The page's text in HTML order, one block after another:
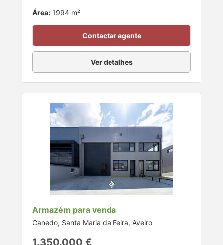
Área: 1994 m²
Contactar agente
Ver detalhes
Armazém para venda
Canedo, Santa Maria da Feira, Aveiro
1.350.000 €